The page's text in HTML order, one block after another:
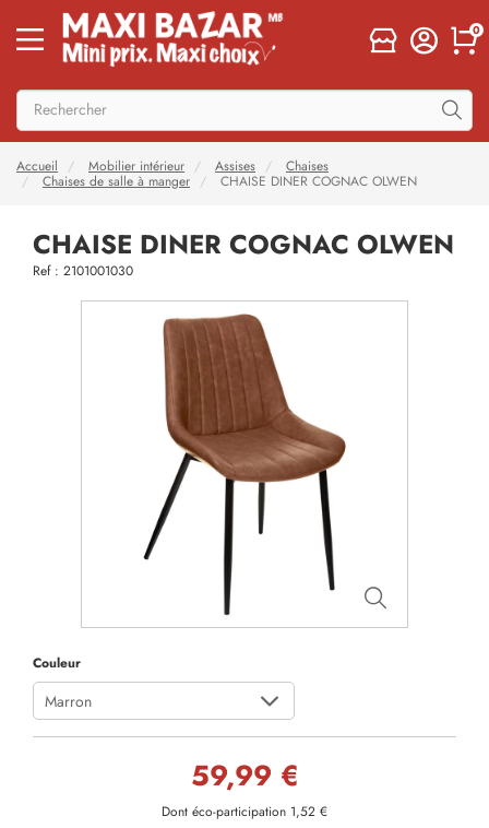
0
Accueil Mobilier intérieur Assises
Chaises
Chaises de salle à manger
CHAISE DINER COGNAC OLWEN
CHAISE DINER COGNAC OLWEN
Ref : 2101001030
Couleur
Marron
59,99 €
Dont éco-participation 1,52 €